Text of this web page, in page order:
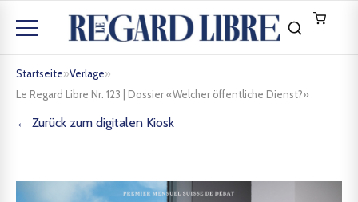
Startseite»Verlage»
Le Regard Libre Nr. 123 | Dossier «Welcher öffentliche Dienst?»
← Zurück zum digitalen Kiosk